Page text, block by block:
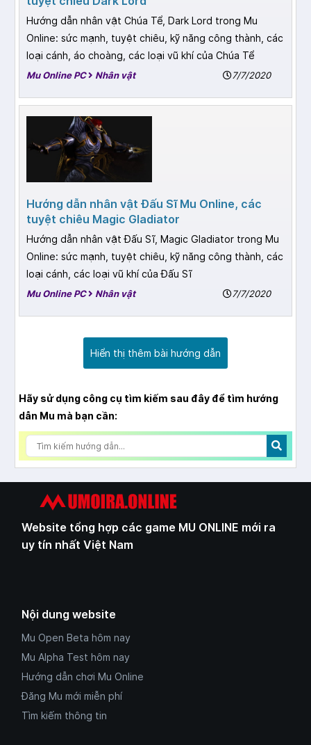
Hướng dẫn nhân vật Chúa Tể, Dark Lord trong Mu
Online: sức mạnh, tuyệt chiêu, kỹ năng công thành, các
loại cánh, áo choàng, các loại vũ khí của Chúa Tể
Mu Online PC Nhân vật 7/7/2020
Hướng dẫn nhân vật Đấu Sĩ Mu Online, các
tuyệt chiêu Magic Gladiator
Hướng dẫn nhân vật Đấu Sĩ, Magic Gladiator trong Mu
Online: sức mạnh, tuyệt chiêu, kỹ năng công thành, các
loại cánh, các loại vũ khí của Đấu Sĩ
Mu Online PC Nhân vật 7/7/2020
Hãy sử dụng công cụ tìm kiếm sau đây để tìm hướng
dẫn Mu mà bạn cần:
Website tổng hợp các game MU ONLINE mới ra
uy tín nhất Việt Nam
Nội dung website
Mu Open Beta hôm nay
Mu Alpha Test hôm nay
Hướng dẫn chơi Mu Online
Đăng Mu mới miễn phí
Tìm kiếm thông tin